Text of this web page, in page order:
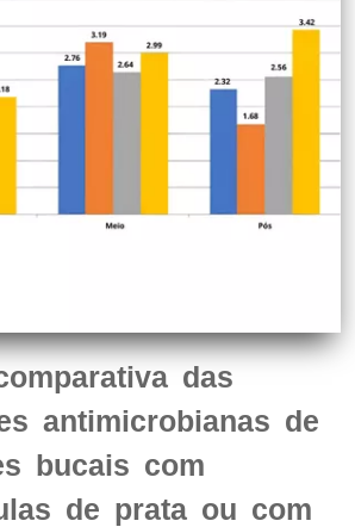
das
antimicrobianas de
bucais com
de prata ou com